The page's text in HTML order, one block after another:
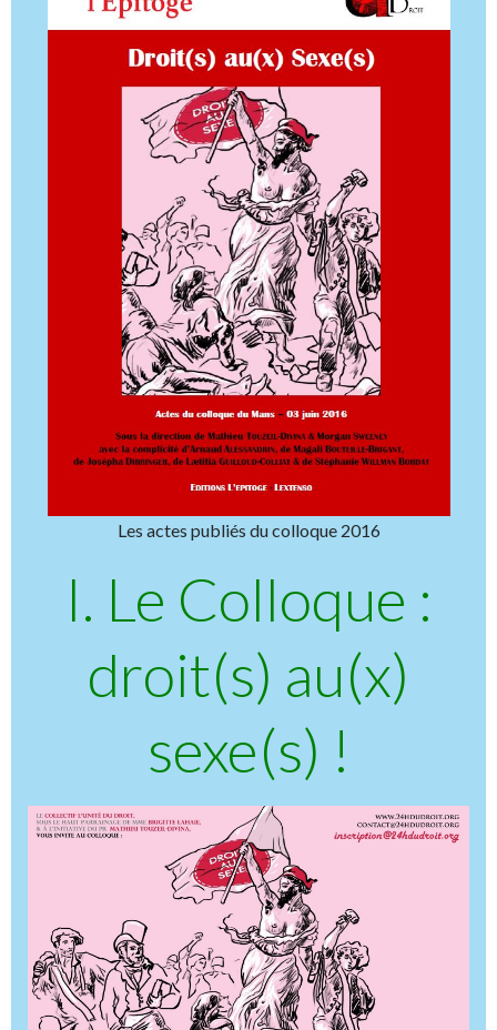
Les actes publiés du colloque 2016
I. Le Colloque :
droit(s) au(x)
sexe(s) !